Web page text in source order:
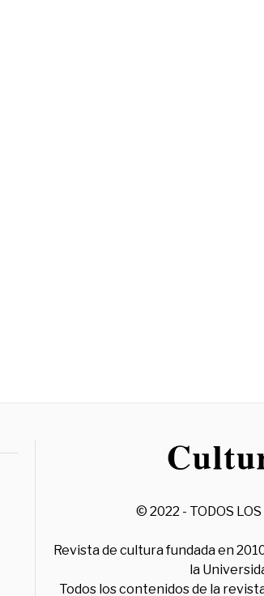
© 2022 - TODOS LOS
Revista de cultura fundada en
la
Todos los contenidos de la